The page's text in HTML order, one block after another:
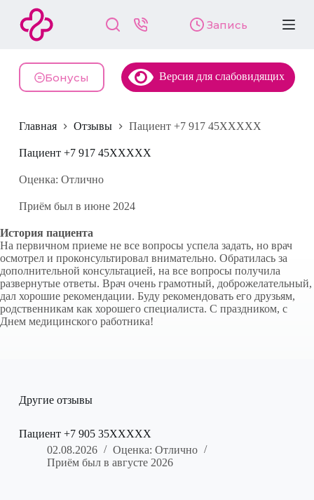
й
и
у
и
Запись
Бонусы Версия для слабовидящих
Главная Отзывы Пациент +7 917 45XXXXX
Пациент +7 917 45XXXXX
Оценка: Отлично
Приём был в июне 2024
История пациента
На первичном приеме не все вопросы успела задать, но врач
осмотрел и проконсультировал внимательно. Обратилась за
дополнительной консультацией, на все вопросы получила
развернутые ответы. Врач очень грамотный, доброжелательный,
дал хорошие рекомендации. Буду рекомендовать его друзьям,
родственникам как хорошего специалиста. С праздником, с
Днем медицинского работника!
Другие отзывы
Пациент +7 905 35XXXXX
02.08.2026
Оценка: Отлично
Приём был в августе 2026